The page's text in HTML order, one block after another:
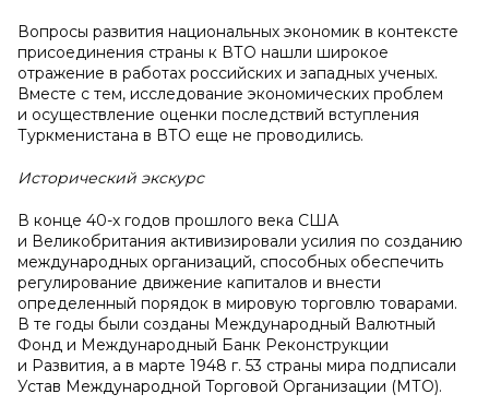
Вопросы развития национальных экономик в контексте
присоединения страны к ВТО нашли широкое
отражение в работах российских и западных ученых.
Вместе с тем, исследование экономических проблем
и осуществление оценки последствий вступления
Туркменистана в ВТО еще не проводились.
Исторический экскурс
В конце 40-х годов прошлого века США
и Великобритания активизировали усилия по созданию
международных организаций, способных обеспечить
регулирование движение капиталов и внести
определенный порядок в мировую торговлю товарами.
В те годы были созданы Международный Валютный
Фонд и Международный Банк Реконструкции
и Развития, а в марте 1948 г. 53 страны мира подписали
Устав Международной Торговой Организации (МТО).